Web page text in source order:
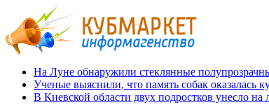
На Луне обнаружили стеклянные
Ученые выяснили, что память собак оказалась
В Киевской области двух подростков унесло на